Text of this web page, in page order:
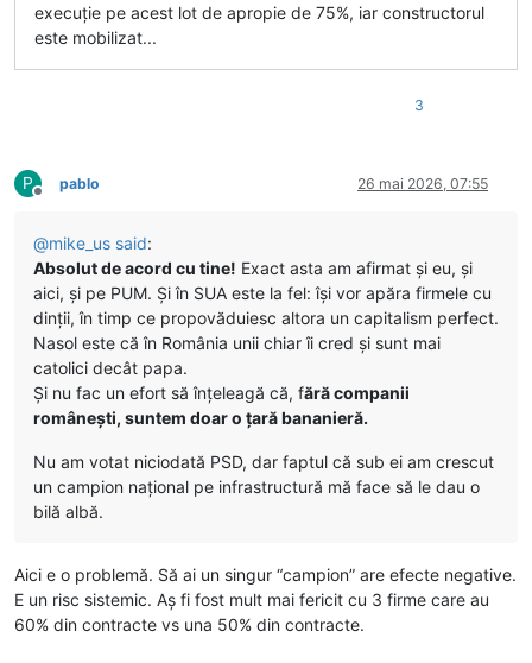
execuție pe acest lot de apropie de 75%, iar constructorul
este mobilizat...
3
P
Deconectat
pablo 26 mai 2026, 07:55
@mike_us said:
Absolut de acord cu tine! Exact asta am afirmat și eu, și
aici, și pe PUM. Și în SUA este la fel: își vor apăra firmele cu
dinții, în timp ce propovăduiesc altora un capitalism perfect.
Nasol este că în România unii chiar îi cred și sunt mai
catolici decât papa.
Și nu fac un efort să înțeleagă că, fără companii
românești, suntem doar o țară bananieră.
Nu am votat niciodată PSD, dar faptul că sub ei am crescut
un campion național pe infrastructură mă face să le dau o
bilă albă.
Aici e o problemă. Să ai un singur “campion” are efecte negative.
E un risc sistemic. Aș fi fost mult mai fericit cu 3 firme care au
60% din contracte vs una 50% din contracte.